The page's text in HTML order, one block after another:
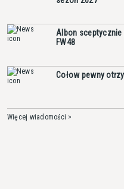
Albon
FW48
Cołow pewny
Więcej wiadomości >